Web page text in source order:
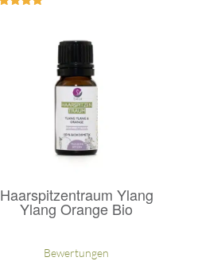
Haarspitzentraum Ylang
Ylang Orange Bio
Bewertungen